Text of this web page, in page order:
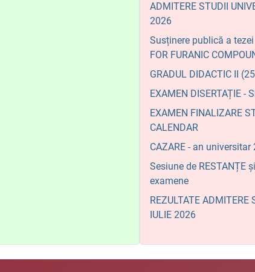
ADMITERE STUDII
2026
Susținere publică a tezei
FOR FURANIC
GRADUL DIDACTIC II
EXAMEN DISERTAȚIE -
EXAMEN FINALIZARE
CALENDAR
CAZARE - an universitar
Sesiune de RESTANȚE
examene
REZULTATE ADMITERE
IULIE 2026